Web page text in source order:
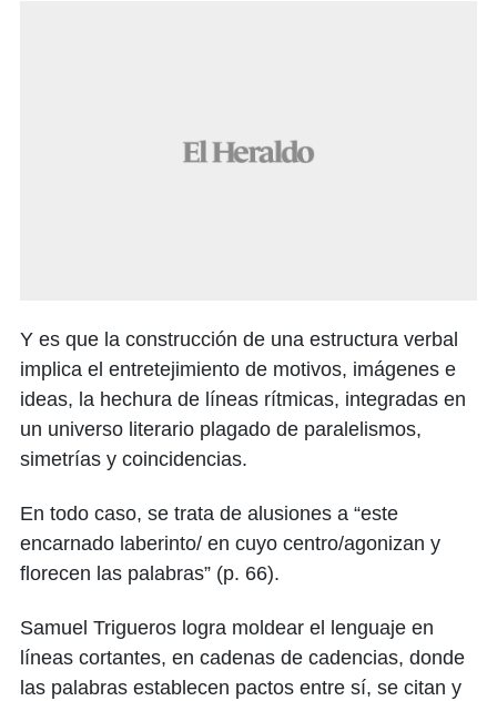
Y es que la construcción de una estructura verbal
implica el entretejimiento de motivos, imágenes e
ideas, la hechura de líneas rítmicas, integradas en
un universo literario plagado de paralelismos,
simetrías y coincidencias.
En todo caso, se trata de alusiones a “este
encarnado laberinto/ en cuyo centro/agonizan y
florecen las palabras” (p. 66).
Samuel Trigueros logra moldear el lenguaje en
líneas cortantes, en cadenas de cadencias, donde
las palabras establecen pactos entre sí, se citan y